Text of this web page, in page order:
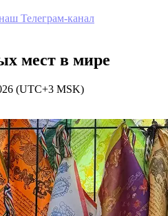
Телеграм-канал
мест в мире
(UTC+3 MSK)